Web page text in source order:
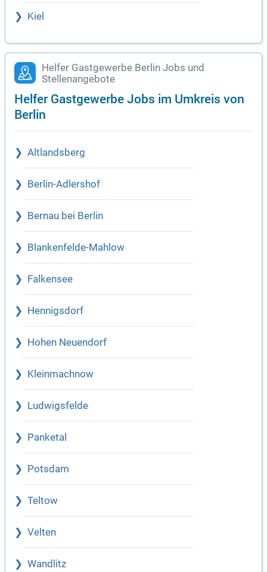
Kiel
Helfer Gastgewerbe Berlin Jobs und
Stellenangebote
Helfer Gastgewerbe Jobs im Umkreis von
Berlin
Altlandsberg
Berlin-Adlershof
Bernau bei Berlin
Blankenfelde-Mahlow
Falkensee
Hennigsdorf
Hohen Neuendorf
Kleinmachnow
Ludwigsfelde
Panketal
Potsdam
Teltow
Velten
Wandlitz